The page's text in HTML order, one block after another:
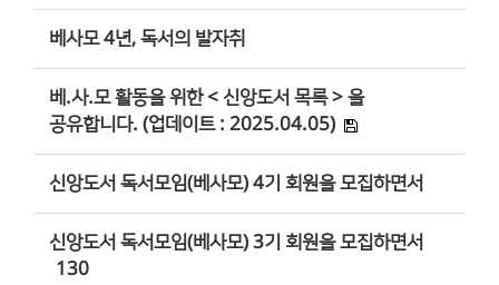
베사모 4년, 독서의 발자취
베.사.모 활동을 위한 < 신앙도서 목록 > 을
공유합니다. (업데이트 : 2025.04.05)
신앙도서 독서모임(베사모) 4기 회원을 모집하면서
신앙도서 독서모임(베사모) 3기 회원을 모집하면서
130